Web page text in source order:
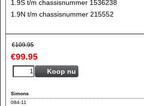
1.9S t/m chassisnummer 1536238
1.9N t/m chassisnummer 215552
€109.95
€99.95
Koop nu
Simons
084-11